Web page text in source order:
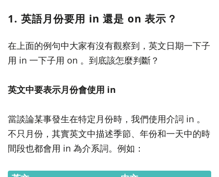
1. 英語月份要用 in 還是 on 表示？
在上面的例句中大家有沒有觀察到，英文日期一下子
用 in 一下子用 on 。到底該怎麼判斷？
英文中要表示月份會使用 in
當談論某事發生在特定月份時，我們使用介詞 in 。
不只月份，其實英文中描述季節、年份和一天中的時
間段也都會用 in 為介系詞。例如：